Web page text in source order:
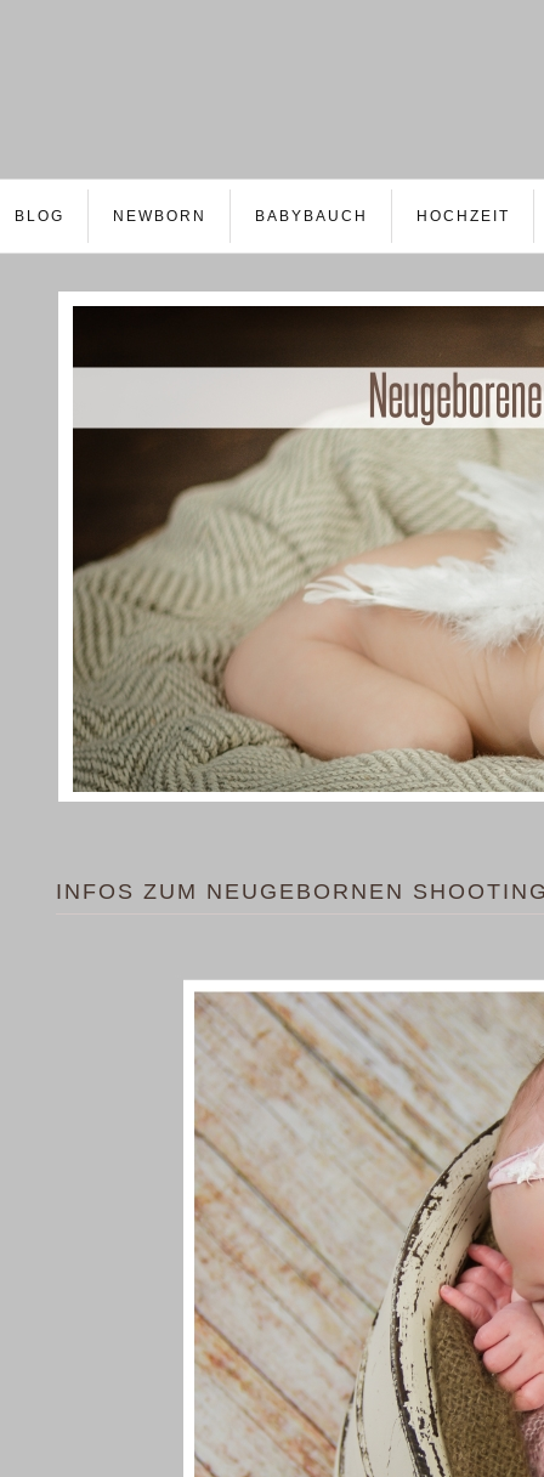
BLOG NEWBORN BABYBAUCH HOCHZEIT
INFOS ZUM NEUGEBORNEN